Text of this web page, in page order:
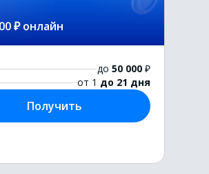
₽ онлайн
до 50 000 ₽
от 1 до 21 дня
Получить